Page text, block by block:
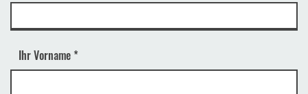
Ihr Vorname*